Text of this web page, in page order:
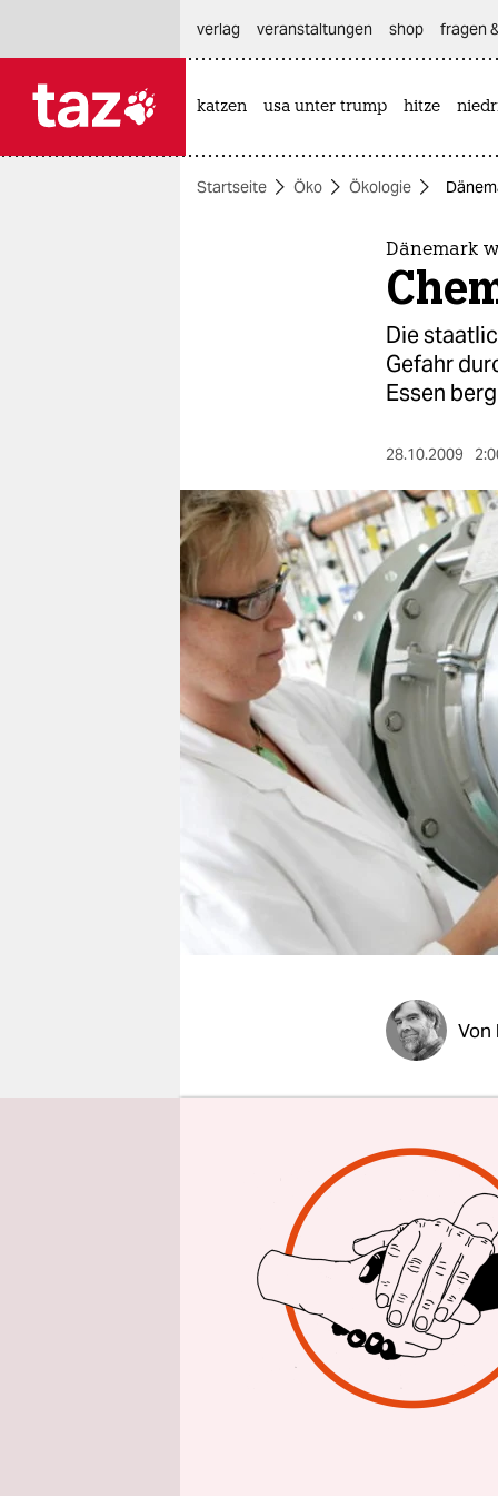
themen
berlin
nord
wahrheit
verlag
verlag
veranstaltungen
fragen & hilfe
unterstützen
genossenschaft
verlag
veranstaltungen shop fragen
katzen usa unter trump hitze
Startseite Öko Ökologie
Dänemark
Die
Gefahr
Essen
28.10.2009
Von
Jungen
Umfang
Demnach
addiert,